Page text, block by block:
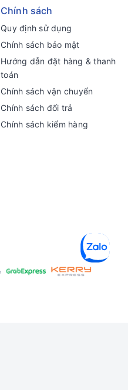
Chính sách
Quy định sử dụng
Chính sách bảo mật
Hướng dẫn đặt hàng & thanh
toán
Chính sách vận chuyển
Chính sách đổi trả
Chính sách kiểm hàng